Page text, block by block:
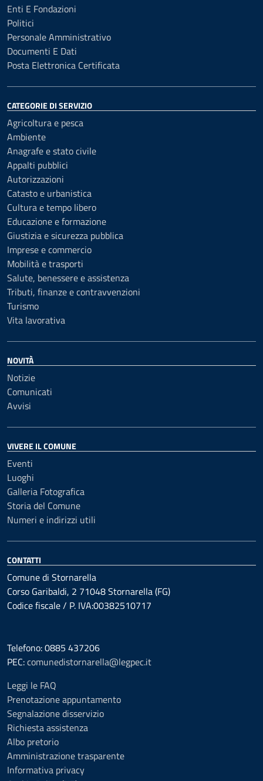
Enti E Fondazioni
Politici
Personale Amministrativo
Documenti E Dati
Posta Elettronica Certificata
CATEGORIE DI SERVIZIO
Agricoltura e pesca
Ambiente
Anagrafe e stato civile
Appalti pubblici
Autorizzazioni
Catasto e urbanistica
Cultura e tempo libero
Educazione e formazione
Giustizia e sicurezza pubblica
Imprese e commercio
Mobilità e trasporti
Salute, benessere e assistenza
Tributi, finanze e contravvenzioni
Turismo
Vita lavorativa
NOVITÀ
Notizie
Comunicati
Avvisi
VIVERE IL COMUNE
Eventi
Luoghi
Galleria Fotografica
Storia del Comune
Numeri e indirizzi utili
CONTATTI
Comune di Stornarella
Corso Garibaldi, 2 71048 Stornarella (FG)
Codice fiscale / P. IVA:00382510717
Telefono: 0885 437206
PEC:comunedistornarella@legpec.it
Leggi le FAQ
Prenotazione appuntamento
Segnalazione disservizio
Richiesta assistenza
Albo pretorio
Amministrazione trasparente
Informativa privacy